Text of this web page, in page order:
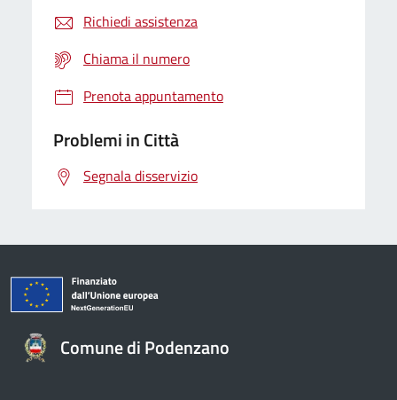
Richiedi assistenza
Chiama il numero
Prenota appuntamento
Problemi in Città
Segnala disservizio
Comune di Podenzano